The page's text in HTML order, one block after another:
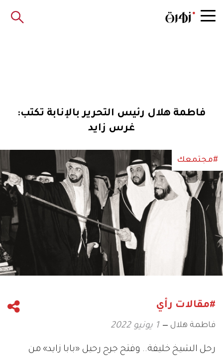
فاطمة هلال رئيس التحرير بالإنابة تكتب:
غرس زايد
#مجتمعك
#مقالات رأي
فاطمة هلال 1 يونيو 2022
رحل الشيخ خليفة.. وفتح جرح رحيل «بابا زايد» من